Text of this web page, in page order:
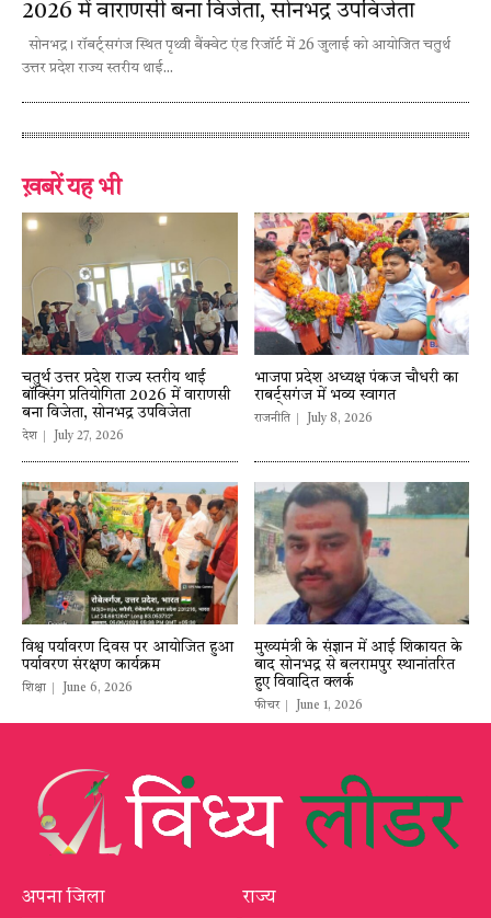
2026 में वाराणसी बना विजेता, सोनभद्र उपविजेता
सोनभद्र। रॉबर्ट्सगंज स्थित पृथ्वी बैंक्वेट एंड रिजॉर्ट में 26 जुलाई को आयोजित चतुर्थ
उत्तर प्रदेश राज्य स्तरीय थाई...
ख़बरें यह भी
चतुर्थ उत्तर प्रदेश राज्य स्तरीय थाई
बॉक्सिंग प्रतियोगिता 2026 में वाराणसी
बना विजेता, सोनभद्र उपविजेता
देश July 27, 2026
भाजपा प्रदेश अध्यक्ष पंकज चौधरी का
राबर्ट्सगंज में भव्य स्वागत
राजनीति July 8, 2026
विश्व पर्यावरण दिवस पर आयोजित हुआ
पर्यावरण संरक्षण कार्यक्रम
शिक्षा June 6, 2026
मुख्यमंत्री के संज्ञान में आई शिकायत के
बाद सोनभद्र से बलरामपुर स्थानांतरित
हुए विवादित क्लर्क
फीचर June 1, 2026
अपना जिला राज्य